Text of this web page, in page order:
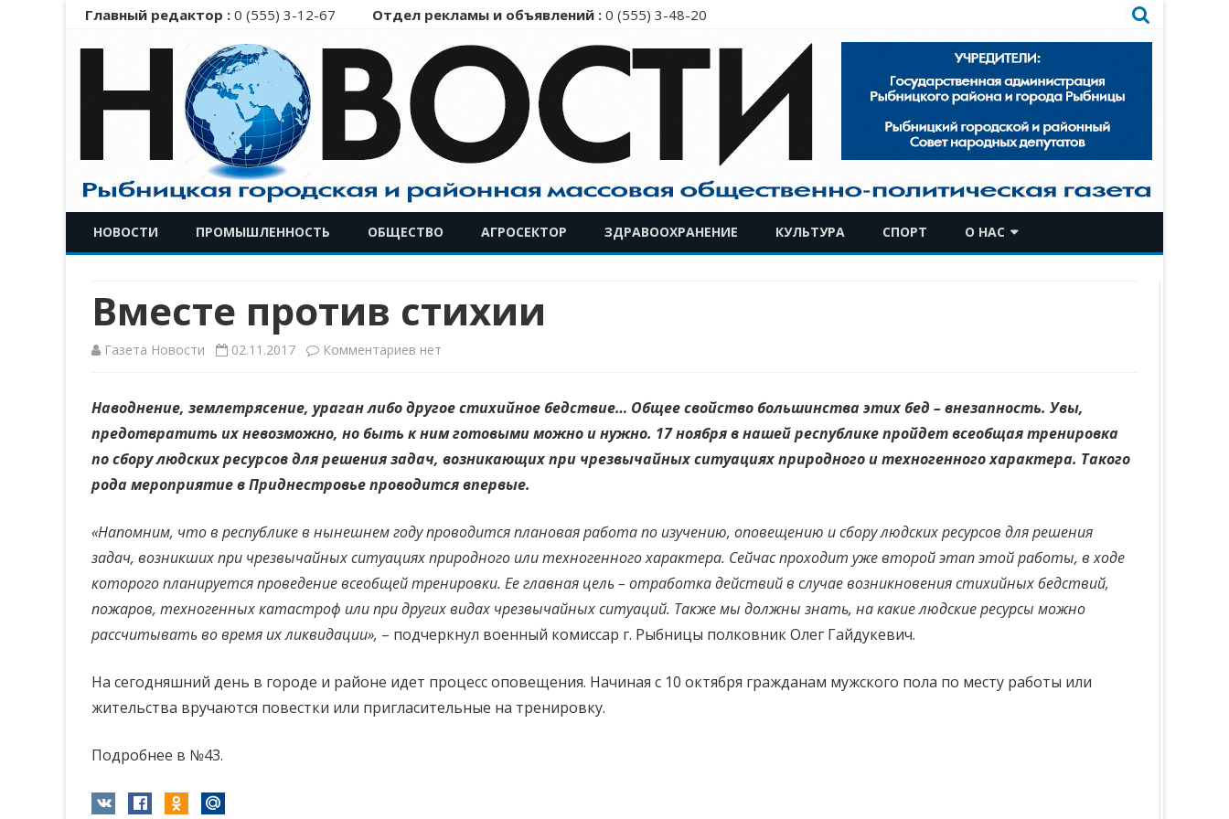
Главный редактор : 0 (555) 3-12-67 Отдел рекламы и объявлений : 0 (555) 3-48-20
к
содержимому
НОВОСТИ ПРОМЫШЛЕННОСТЬ ОБЩЕСТВО АГРОСЕКТОР ЗДРАВООХРАНЕНИЕ КУЛЬТУРА СПОРТ О НАС
Вместе против стихии
Газета Новости 02.11.2017 Комментариев к
Вместе
против
стихии
нет
Наводнение, землетрясение, ураган либо другое стихийное бедствие… Общее свойство большинства этих бед – внезапность. Увы,
предотвратить их невозможно, но быть к ним готовыми можно и нужно. 17 ноября в нашей республике пройдет всеобщая тренировка
по сбору людских ресурсов для решения задач, возникающих при чрезвычайных ситуациях природного и техногенного характера. Такого
рода мероприятие в Приднестровье проводится впервые.
«Напомним, что в республике в нынешнем году проводится плановая работа по изучению, оповещению и сбору людских ресурсов для решения
задач, возникших при чрезвычайных ситуациях природного или техногенного характера. Сейчас проходит уже второй этап этой работы, в ходе
которого планируется проведение всеобщей тренировки. Ее главная цель – отработка действий в случае возникновения стихийных бедствий,
пожаров, техногенных катастроф или при других видах чрезвычайных ситуаций. Также мы должны знать, на какие людские ресурсы можно
рассчитывать во время их ликвидации», – подчеркнул военный комиссар г. Рыбницы полковник Олег Гайдукевич.
На сегодняшний день в городе и районе идет процесс оповещения. Начиная с 10 октября гражданам мужского пола по месту работы или
жительства вручаются повестки или пригласительные на тренировку.
Подробнее в №43.